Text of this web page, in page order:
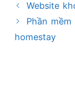
Website
Phần
homestay